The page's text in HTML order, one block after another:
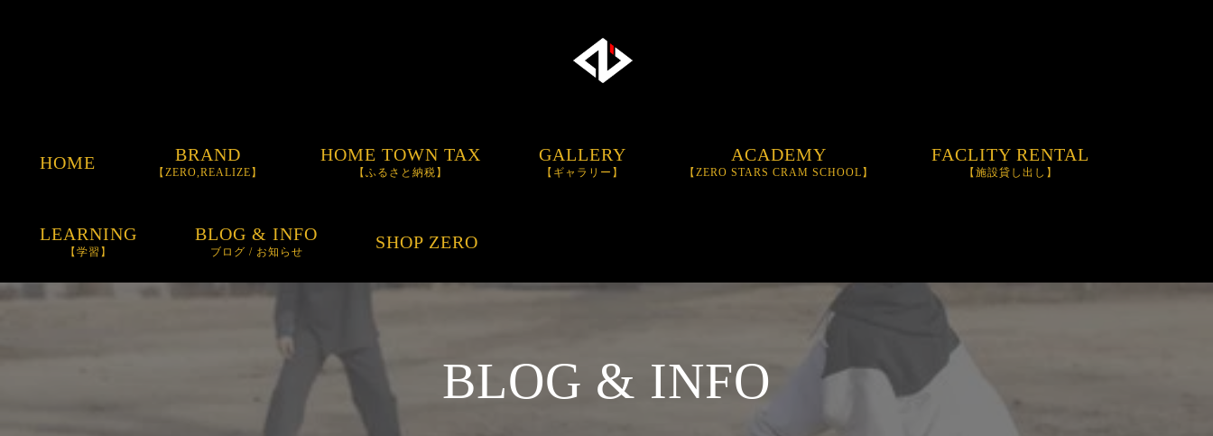
HOME BRAND
【ZERO,REALIZE】
ORDER GLOVE
HOME TOWN TAX
【ふるさと納税】
GALLERY
【ギャラリー】
ACADEMY
【ZERO STARS CRAM SCHOOL】
FACLITY RENTAL
【施設貸し出し】
LEARNING
【学習】
BLOG & INFO
ブログ / お知らせ
ACADEMY
SHOP ZERO
BLOG & INFO